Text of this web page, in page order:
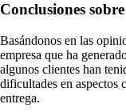
Conclusiones
Basándonos en las
empresa que ha
algunos clientes han
dificultades en aspectos
entrega.